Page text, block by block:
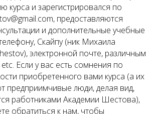
курса и зарегистрировался по
предоставляются
и дополнительные учебные
Скайпу (ник Михаила
электронной почте, различным
Если у вас есть сомнения по
приобретенного вами курса (а их
предприимчивые люди, делая вид,
работниками Академии Шестова),
обратиться к нам, чтобы